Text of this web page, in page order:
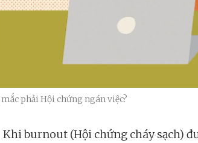
phải Hội chứng ngán việc?
Khi burnout (Hội chứng cháy sạch)